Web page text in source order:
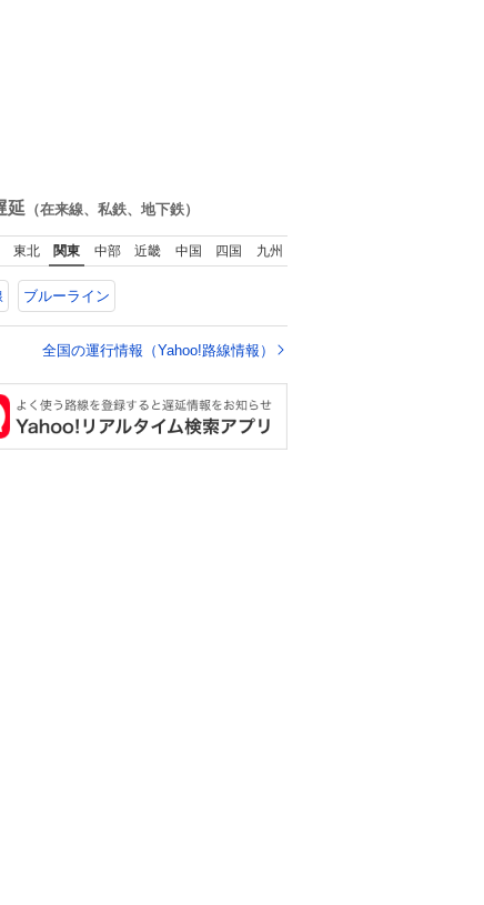
延 （在来線、私鉄、地下鉄）
東北 関東 中部 近畿 中国 四国 九州
ブルーライン
全国の運行情報（Yahoo!路線情報）